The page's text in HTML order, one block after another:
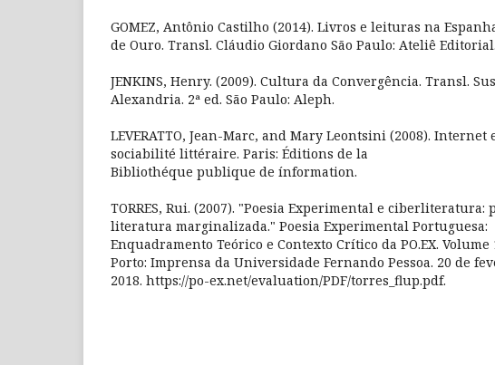
GOMEZ, Antônio Castilho (2014). Livros e leituras na
de Ouro. Transl. Cláudio Giordano São Paulo: Ateliê Editorial.
JENKINS, Henry. (2009). Cultura da Convergência. Transl.
Alexandria. 2ª ed. São Paulo: Aleph.
LEVERATTO, Jean-Marc, and Mary Leontsini (2008). Internet
sociabilité littéraire. Paris: Éditions de la
Bibliothéque publique de ínformation.
TORRES, Rui. (2007). "Poesia Experimental e ciberliteratura:
literatura marginalizada." Poesia Experimental Portuguesa:
Enquadramento Teórico e Contexto Crítico da PO.EX. Volume
Porto: Imprensa da Universidade Fernando Pessoa. 20 de
2018. https://po-ex.net/evaluation/PDF/torres_flup.pdf.